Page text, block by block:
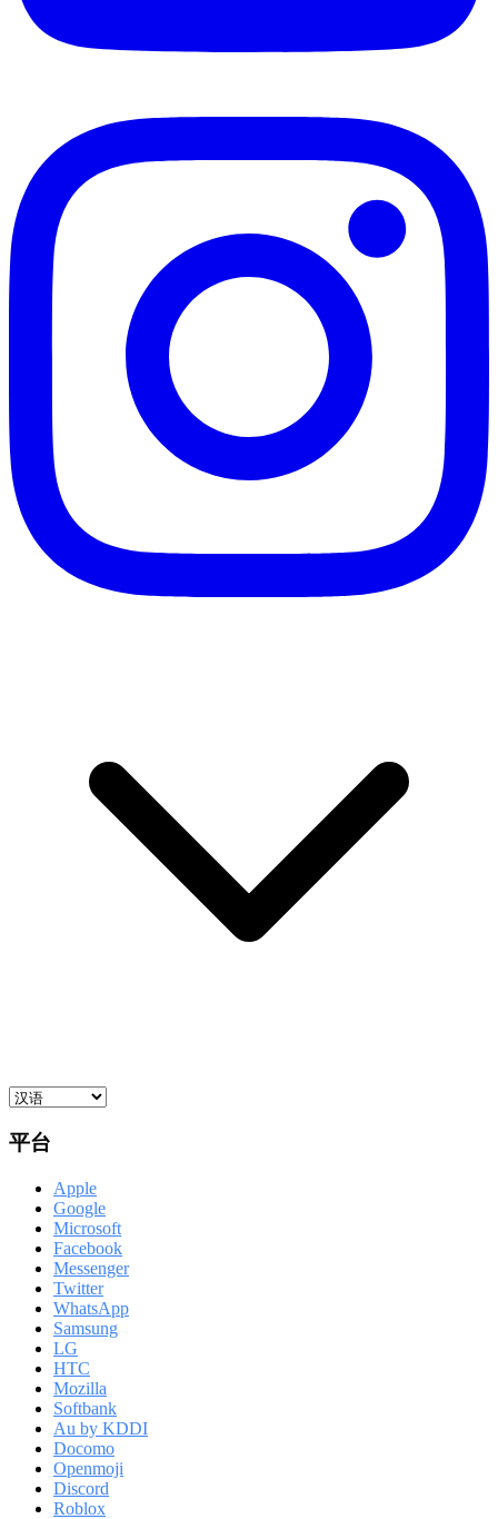
平台
Apple
Google
Microsoft
Facebook
Messenger
Twitter
WhatsApp
Samsung
LG
HTC
Mozilla
Softbank
Au by KDDI
Docomo
Openmoji
Discord
Roblox